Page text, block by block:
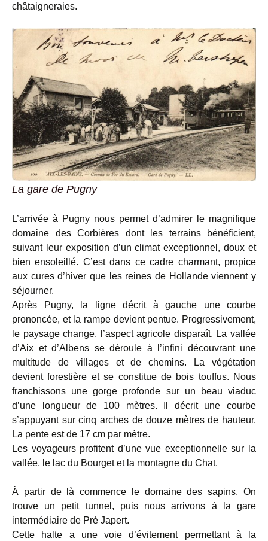
châtaigneraies.
La gare de Pugny
L’arrivée à Pugny nous permet d’admirer le magnifique
domaine des Corbières dont les terrains bénéficient,
suivant leur exposition d’un climat exceptionnel, doux et
bien ensoleillé. C’est dans ce cadre charmant, propice
aux cures d’hiver que les reines de Hollande viennent y
séjourner.
Après Pugny, la ligne décrit à gauche une courbe
prononcée, et la rampe devient pentue. Progressivement,
le paysage change, l’aspect agricole disparaît. La vallée
d’Aix et d’Albens se déroule à l’infini découvrant une
multitude de villages et de chemins. La végétation
devient forestière et se constitue de bois touffus. Nous
franchissons une gorge profonde sur un beau viaduc
d’une longueur de 100 mètres. Il décrit une courbe
s’appuyant sur cinq arches de douze mètres de hauteur.
La pente est de 17 cm par mètre.
Les voyageurs profitent d’une vue exceptionnelle sur la
vallée, le lac du Bourget et la montagne du Chat.
À partir de là commence le domaine des sapins. On
trouve un petit tunnel, puis nous arrivons à la gare
intermédiaire de Pré Japert.
Cette halte a une voie d’évitement permettant à la